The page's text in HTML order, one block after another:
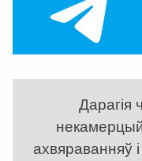
ахвяраванняў